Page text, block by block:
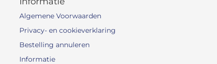
Algemene Voorwaarden
Privacy- en cookieverklaring
Bestelling annuleren
Informatie